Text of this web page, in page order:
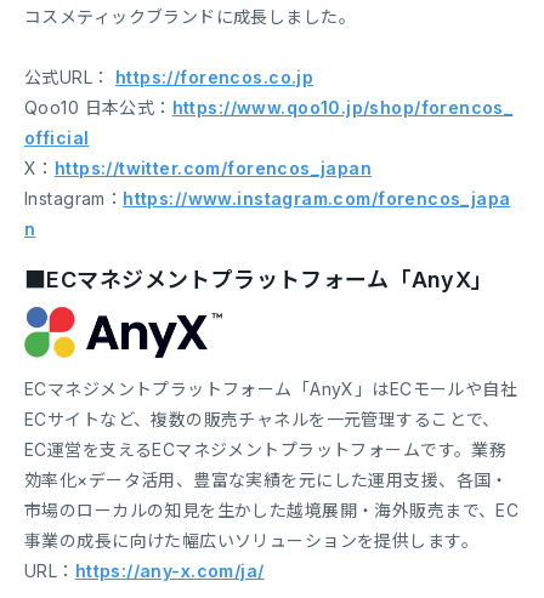
コスメティックブランドに成長しました。
公式URL： https://forencos.co.jp
Qoo10 日本公式： https://www.qoo10.jp/shop/forencos_
official
X： https://twitter.com/forencos_japan
Instagram： https://www.instagram.com/forencos_japa
n
■ECマネジメントプラットフォーム「AnyX」
ECマネジメントプラットフォーム「AnyX」はECモールや自社
ECサイトなど、複数の販売チャネルを一元管理することで、
EC運営を支えるECマネジメントプラットフォームです。業務
効率化×データ活用、豊富な実績を元にした運用支援、各国・
市場のローカルの知見を生かした越境展開・海外販売まで、EC
事業の成長に向けた幅広いソリューションを提供します。
URL： https://any-x.com/ja/